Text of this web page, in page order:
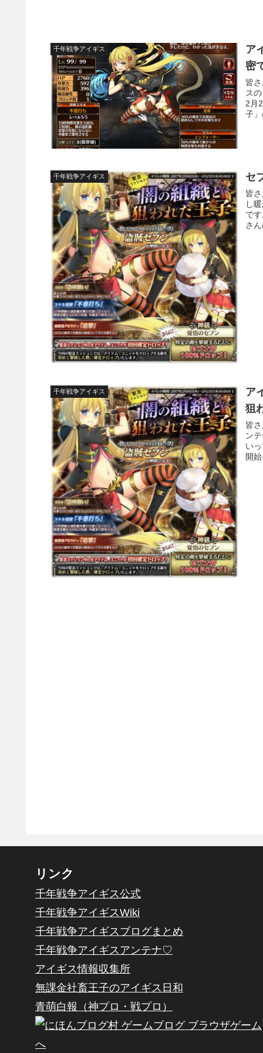
千年戦争アイギス
ア
密
皆
ス
2月
子
千年戦争アイギス セ
皆
し
で
さ
千年戦争アイギス
ア
狙
皆
ン
い
開
リンク
千年戦争アイギス公式
千年戦争アイギスWiki
千年戦争アイギスブログまとめ
千年戦争アイギスアンテナ♡
アイギス情報収集所
無課金社畜王子のアイギス日和
青萌白報（神プロ・戦プロ）